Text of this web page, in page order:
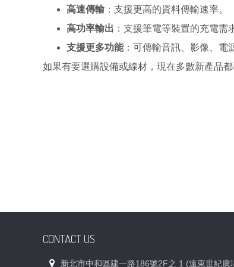
高速傳輸 ：支援更高的資料傳輸速率。
高功率輸出 ：支援筆電等裝置的充電需
支援更多功能：可傳輸音訊、影像、電
如果有要選購設備或線材，現在多數新產品都
CONTACT US
新北市中和區建一路186號2F之 1 (遠東世紀廣